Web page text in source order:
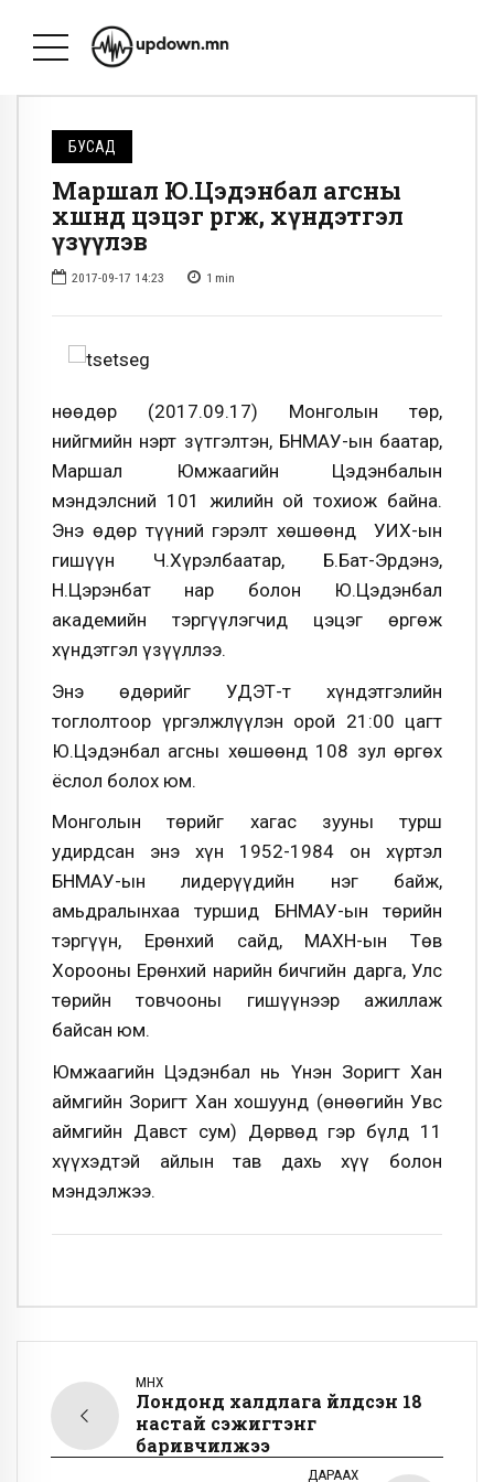
БУСАД
Маршал Ю.Цэдэнбал агсны
хөшөөнд цэцэг өргөж, хүндэтгэл
үзүүлэв
2017-09-17 14:23 1 min
Өнөөдөр (2017.09.17) Монголын төр,
нийгмийн нэрт зүтгэлтэн, БНМАУ-ын баатар,
Маршал Юмжаагийн Цэдэнбалын
мэндэлсний 101 жилийн ой тохиож байна.
Энэ өдөр түүний гэрэлт хөшөөнд УИХ-ын
гишүүн Ч.Хүрэлбаатар, Б.Бат-Эрдэнэ,
Н.Цэрэнбат нар болон Ю.Цэдэнбал
академийн тэргүүлэгчид цэцэг өргөж
хүндэтгэл үзүүллээ.
Энэ өдөрийг УДЭТ-т хүндэтгэлийн
тоглолтоор үргэлжлүүлэн орой 21:00 цагт
Ю.Цэдэнбал агсны хөшөөнд 108 зул өргөх
ёслол болох юм.
Монголын төрийг хагас зууны турш
удирдсан энэ хүн 1952-1984 он хүртэл
БНМАУ-ын лидерүүдийн нэг байж,
амьдралынхаа туршид БНМАУ-ын төрийн
тэргүүн, Ерөнхий сайд, МАХН-ын Төв
Хорооны Ерөнхий нарийн бичгийн дарга, Улс
төрийн товчооны гишүүнээр ажиллаж
байсан юм.
Юмжаагийн Цэдэнбал нь Үнэн Зоригт Хан
аймгийн Зоригт Хан хошуунд (өнөөгийн Увс
аймгийн Давст сум) Дөрвөд гэр бүлд 11
хүүхэдтэй айлын тав дахь хүү болон
мэндэлжээ.
ӨМНӨХ
Лондонд халдлага үйлдсэн 18
настай сэжигтэнг
баривчилжээ
ДАРААХ